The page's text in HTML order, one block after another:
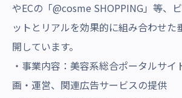
やECの「@cosme SHOPPING」等、
ットとリアルを効果的に組み合わせた
開しています。
・事業内容：美容系総合ポータルサ
画・運営、関連広告サービスの提供